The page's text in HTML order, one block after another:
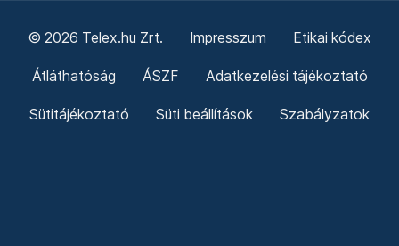
© 2026 Telex.hu Zrt. Impresszum Etikai kódex
Átláthatóság ÁSZF Adatkezelési tájékoztató
Sütitájékoztató Süti beállítások Szabályzatok